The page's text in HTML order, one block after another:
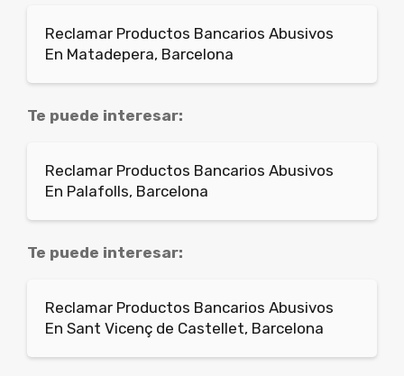
Reclamar Productos Bancarios Abusivos
En Matadepera, Barcelona
Te puede interesar:
Reclamar Productos Bancarios Abusivos
En Palafolls, Barcelona
Te puede interesar:
Reclamar Productos Bancarios Abusivos
En Sant Vicenç de Castellet, Barcelona